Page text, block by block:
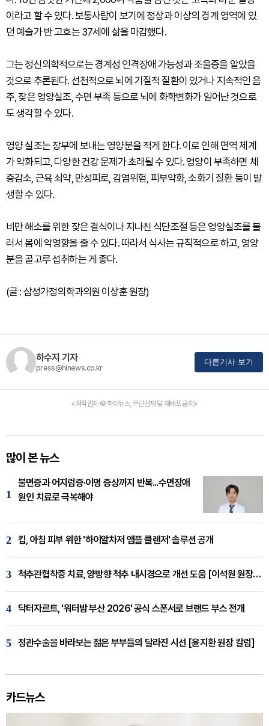
이라고 할 수 있다. 보통사람이 보기에 정상과 이상의 경계 영역에 있
던 예술가 반 고흐는 37세에 삶을 마감했다.
그는 정신의학적으로는 경계성 인격장애 가능성과 조울증을 알았을
것으로 추론된다. 선천적으로 뇌에 기질적 질환이 있거나 지속적인 음
주, 잦은 영양실조, 수면 부족 등으로 뇌에 화학변화가 일어난 것으로
도 생각할 수 있다.
영양 실조는 장부에 보내는 영양분을 적게 한다. 이로 인해 면역 체계
가 약화되고, 다양한 건강 문제가 초래될 수 있다. 영양이 부족하면 체
중감소, 근육 쇠약, 만성피로, 감염위험, 피부약화, 소화기 질환 등이 발
생할 수 있다.
비만 해소를 위한 잦은 결식이나 지나친 식단조절 등은 영양실조를 불
러서 몸에 악영향을 줄 수 있다. 따라서 식사는 규칙적으로 하고, 영양
분을 골고루 섭취하는 게 좋다.
(글 : 삼성가정의학과의원 이상훈 원장)
하수지 기자
press@hinews.co.kr
다른기사 보기
<저작권자 © 하이뉴스, 무단전재 및 재배포 금지>
많이 본 뉴스
1
불면증과 어지럼증·이명 증상까지 반복...수면장애
원인 치료로 극복해야
2 킵, 아침 피부 위한 '하이알차저 앰플 클렌저' 솔루션 공개
3 척추관협착증 치료, 양방향 척추 내시경으로 개선 도움 [이석원 원장 칼럼]
4 닥터자르트, '워터밤 부산 2026' 공식 스폰서로 브랜드 부스 전개
5 정관수술을 바라보는 젊은 부부들의 달라진 시선 [윤지환 원장 칼럼]
카드뉴스